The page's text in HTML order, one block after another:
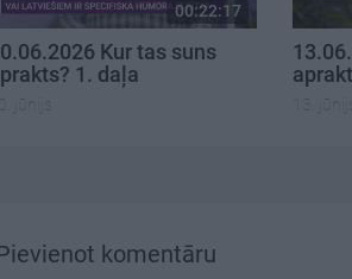
00:22:17
Kur tas suns
1. daļa
jūnijs 13. jūnijs
komentāru